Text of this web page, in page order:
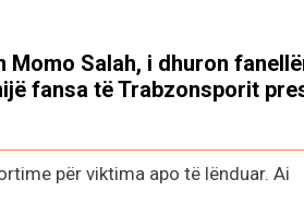
Momo Salah, i dhuron
fansa të Trabzonsporit
për viktima apo të lënduar. Ai